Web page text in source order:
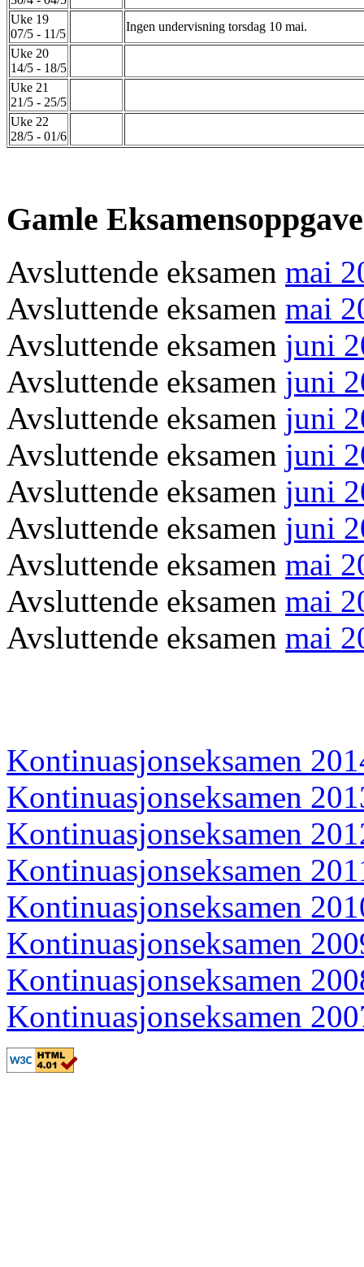
Uke 19
07/5 - 11/5
Ingen undervisning torsdag 10 mai.
Uke 20
14/5 - 18/5
Uke 21
21/5 - 25/5
Uke 22
28/5 - 01/6
Gamle
Avsluttende eksamen mai
Avsluttende eksamen mai
Avsluttende eksamen juni
Avsluttende eksamen juni
Avsluttende eksamen juni
Avsluttende eksamen juni
Avsluttende eksamen juni
Avsluttende eksamen juni
Avsluttende eksamen mai
Avsluttende eksamen mai
Avsluttende eksamen mai
Kontinuasjonseksamen
Kontinuasjonseksamen
Kontinuasjonseksamen
Kontinuasjonseksamen
Kontinuasjonseksamen
Kontinuasjonseksamen
Kontinuasjonseksamen
Kontinuasjonseksamen